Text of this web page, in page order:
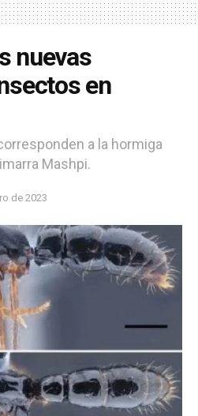
nuevas
en
a la hormiga
Mashpi.
de 2023